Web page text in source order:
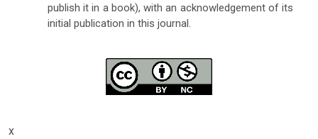
publish it in a book), with an acknowledgement of its
initial publication in this journal.
x